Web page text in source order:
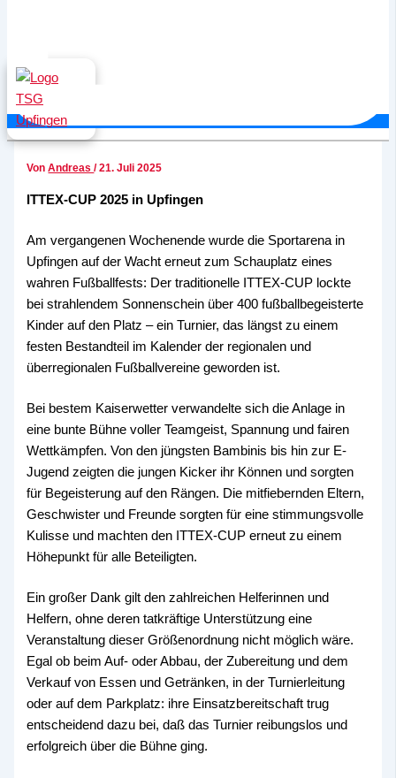
VonAndreas/21. Juli 2025
ITTEX-CUP 2025 in Upfingen
Am vergangenen Wochenende wurde die Sportarena in
Upfingen auf der Wacht erneut zum Schauplatz eines
wahren Fußballfests: Der traditionelle ITTEX-CUP lockte
bei strahlendem Sonnenschein über 400 fußballbegeisterte
Kinder auf den Platz – ein Turnier, das längst zu einem
festen Bestandteil im Kalender der regionalen und
überregionalen Fußballvereine geworden ist.
Bei bestem Kaiserwetter verwandelte sich die Anlage in
eine bunte Bühne voller Teamgeist, Spannung und fairen
Wettkämpfen. Von den jüngsten Bambinis bis hin zur E-
Jugend zeigten die jungen Kicker ihr Können und sorgten
für Begeisterung auf den Rängen. Die mitfiebernden Eltern,
Geschwister und Freunde sorgten für eine stimmungsvolle
Kulisse und machten den ITTEX-CUP erneut zu einem
Höhepunkt für alle Beteiligten.
Ein großer Dank gilt den zahlreichen Helferinnen und
Helfern, ohne deren tatkräftige Unterstützung eine
Veranstaltung dieser Größenordnung nicht möglich wäre.
Egal ob beim Auf- oder Abbau, der Zubereitung und dem
Verkauf von Essen und Getränken, in der Turnierleitung
oder auf dem Parkplatz: ihre Einsatzbereitschaft trug
entscheidend dazu bei, daß das Turnier reibungslos und
erfolgreich über die Bühne ging.